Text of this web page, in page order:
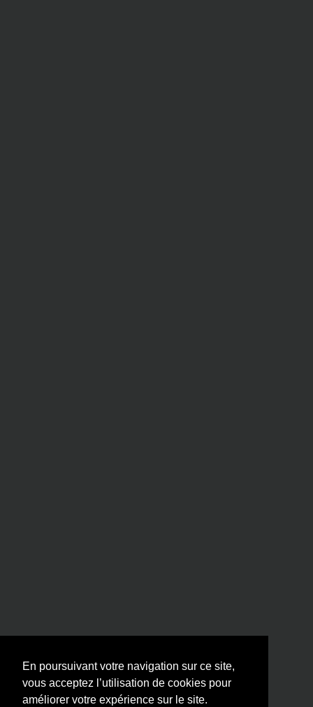
En poursuivant votre navigation sur ce site,
vous acceptez l’utilisation de cookies pour
améliorer votre expérience sur le site.